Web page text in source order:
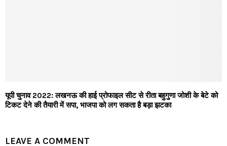
यूपी चुनाव 2022: लखनऊ की हाई प्रोफाइल सीट से रीता बहुगुणा जोशी के बेटे को
टिकट देने की तैयारी में सपा, भाजपा को लग सकता है बड़ा झटका
LEAVE A COMMENT